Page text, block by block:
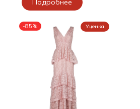
Подробнее
-85% Уценка